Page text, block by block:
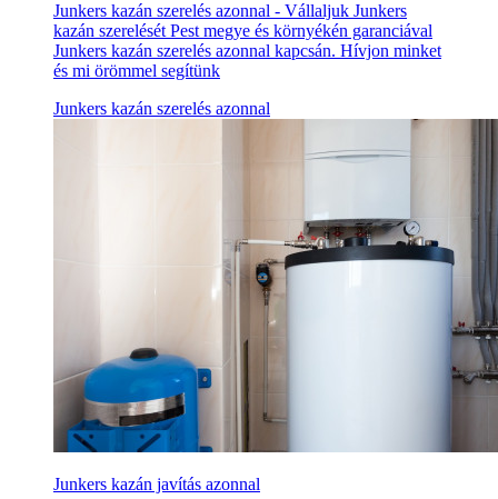
Junkers kazán szerelés azonnal - Vállaljuk Junkers
kazán szerelését Pest megye és környékén garanciával
Junkers kazán szerelés azonnal kapcsán. Hívjon minket
és mi örömmel segítünk
Junkers kazán szerelés azonnal
Junkers kazán javítás azonnal